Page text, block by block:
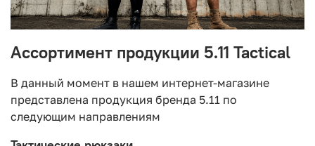
Ассортимент продукции 5.11 Tactical
В данный момент в нашем интернет-магазине
представлена продукция бренда 5.11 по
следующим направлениям